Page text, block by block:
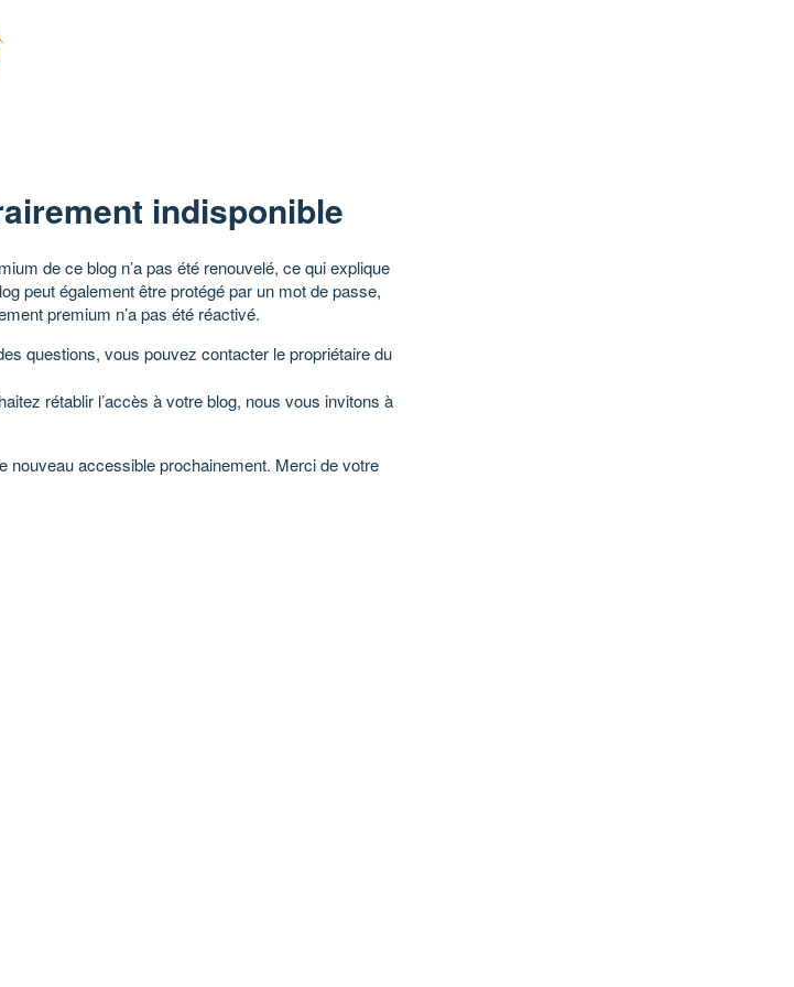
indisponible
de ce blog n’a pas été renouvelé, ce qui explique
peut également être protégé par un mot de passe,
premium n’a pas été réactivé.
questions, vous pouvez contacter le propriétaire du
rétablir l’accès à votre blog, nous vous invitons à
nouveau accessible prochainement. Merci de votre